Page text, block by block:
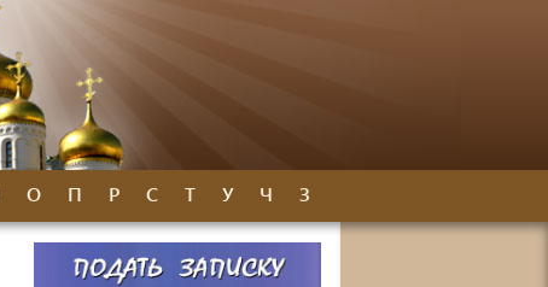
О П Р С Т У Ч З